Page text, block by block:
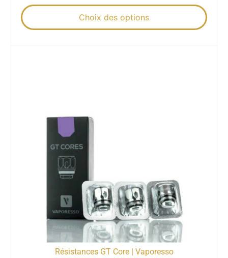
Choix des options
Résistances GT Core | Vaporesso